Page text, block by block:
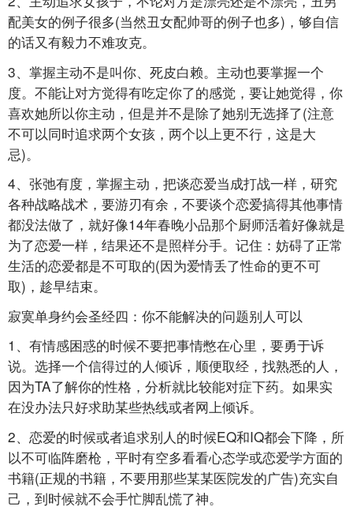
配美女的例子很多(当然丑女配帅哥的例子也多)，够自信
的话又有毅力不难攻克。
3、掌握主动不是叫你、死皮白赖。主动也要掌握一个
度。不能让对方觉得有吃定你了的感觉，要让她觉得，你
喜欢她所以你主动，但是并不是除了她别无选择了(注意
不可以同时追求两个女孩，两个以上更不行，这是大
忌)。
4、张弛有度，掌握主动，把谈恋爱当成打战一样，研究
各种战略战术，要游刃有余，不要谈个恋爱搞得其他事情
都没法做了，就好像14年春晚小品那个厨师活着好像就是
为了恋爱一样，结果还不是照样分手。记住：妨碍了正常
生活的恋爱都是不可取的(因为爱情丢了性命的更不可
取)，趁早结束。
寂寞单身约会圣经四：你不能解决的问题别人可以
1、有情感困惑的时候不要把事情憋在心里，要勇于诉
说。选择一个信得过的人倾诉，顺便取经，找熟悉的人，
因为TA了解你的性格，分析就比较能对症下药。如果实
在没办法只好求助某些热线或者网上倾诉。
2、恋爱的时候或者追求别人的时候EQ和IQ都会下降，所
以不可临阵磨枪，平时有空多看看心态学或恋爱学方面的
书籍(正规的书籍，不要用那些某某医院发的广告)充实自
己，到时候就不会手忙脚乱慌了神。